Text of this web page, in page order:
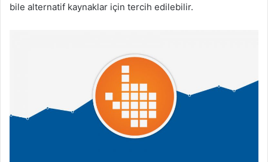
bile alternatif kaynaklar için tercih edilebilir.